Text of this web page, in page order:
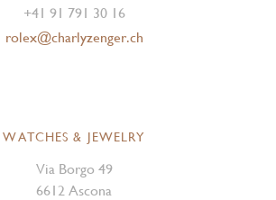
+41 91 791 30 16
rolex@charlyzenger.ch
WATCHES & JEWELRY
Via Borgo 49
6612 Ascona